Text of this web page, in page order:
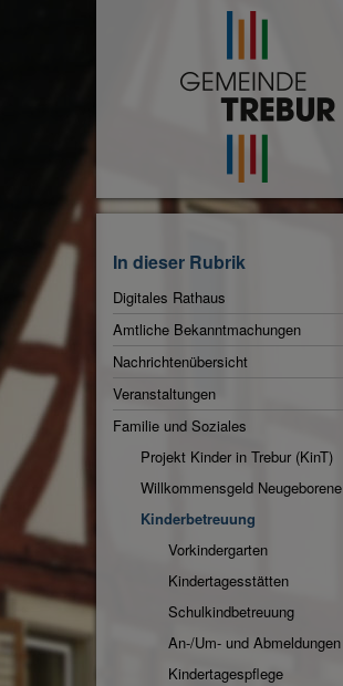
Zur
In dieser Rubrik
Digitales Rathaus
Amtliche Bekanntmachungen
Nachrichtenübersicht
Veranstaltungen
Aktuelle
Familie und Soziales
Projekt Kinder in Trebur (KinT)
Willkommensgeld Neugeborene
AktuelleKinderbetreuung
Vorkindergarten
Kindertagesstätten
Schulkindbetreuung
An-/Um- und Abmeldungen
Kindertagespflege